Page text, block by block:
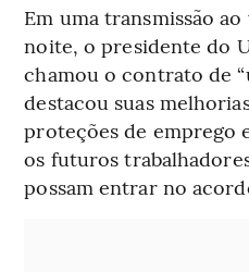
Em uma transmissão
noite, o presidente do
chamou o contrato de
destacou suas
proteções de emprego
os futuros
possam entrar no